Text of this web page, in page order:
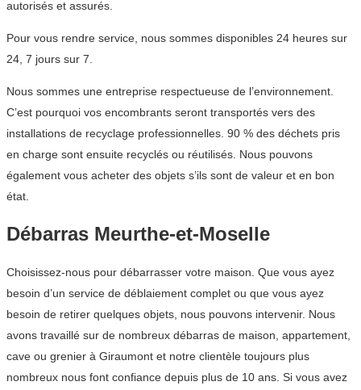
autorisés et assurés.
Pour vous rendre service, nous sommes disponibles 24 heures sur
24, 7 jours sur 7.
Nous sommes une entreprise respectueuse de l’environnement.
C’est pourquoi vos encombrants seront transportés vers des
installations de recyclage professionnelles. 90 % des déchets pris
en charge sont ensuite recyclés ou réutilisés. Nous pouvons
également vous acheter des objets s’ils sont de valeur et en bon
état.
Débarras Meurthe-et-Moselle
Choisissez-nous pour débarrasser votre maison. Que vous ayez
besoin d’un service de déblaiement complet ou que vous ayez
besoin de retirer quelques objets, nous pouvons intervenir. Nous
avons travaillé sur de nombreux débarras de maison, appartement,
cave ou grenier à Giraumont et notre clientèle toujours plus
nombreux nous font confiance depuis plus de 10 ans. Si vous avez